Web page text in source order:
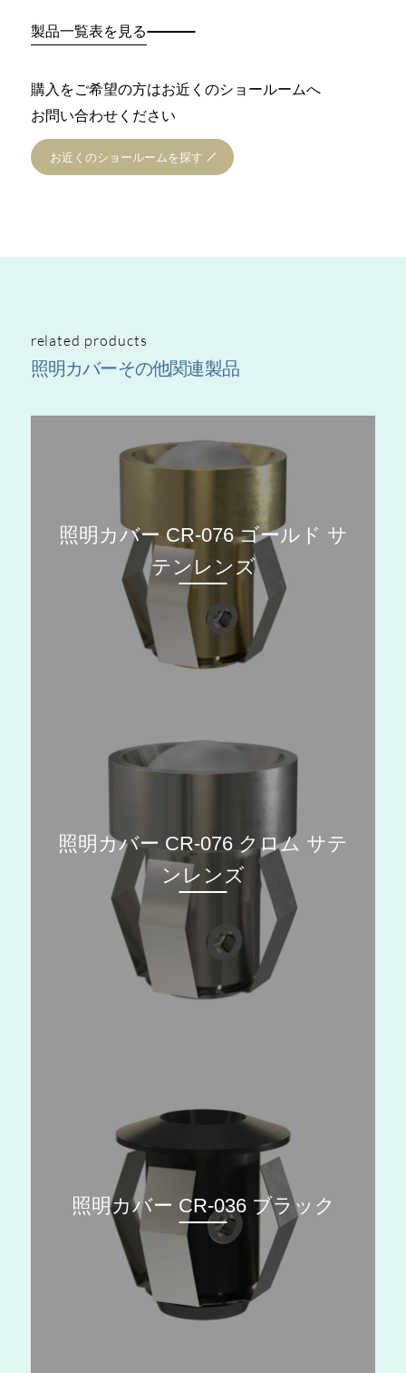
製品一覧表を見る
購入をご希望の方はお近くのショールームへ
お問い合わせください
お近くのショールームを探す
related products
照明カバーその他関連製品
照明カバー CR-076 ゴールド サ
テンレンズ
照明カバー CR-076 クロム サテ
ンレンズ
照明カバー CR-036 ブラック